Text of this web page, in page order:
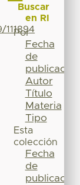
Buscar
en RI
Por
Fecha
de
publicación
Autor
Título
Materia
Tipo
Esta
colección
Fecha
de
publicación